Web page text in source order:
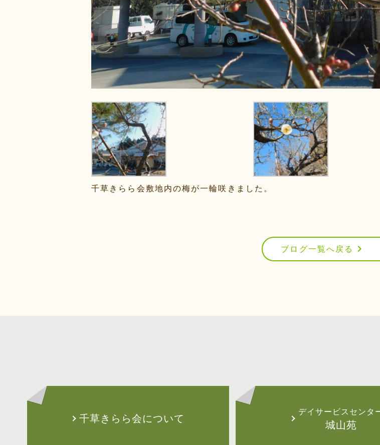
千草きらら会敷地内の梅が一輪咲きました。
ブログ一覧へ戻る chevron_right
千草きらら会について
デイサービスセンタ
城山苑